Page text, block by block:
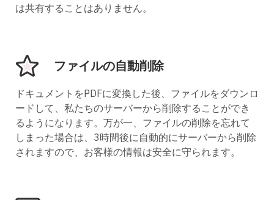
は共有することはありません。
ファイルの自動削除
ドキュメントをPDFに変換した後、ファイルをダウンロ
ードして、私たちのサーバーから削除することができ
るようになります。万が一、ファイルの削除を忘れて
しまった場合は、3時間後に自動的にサーバーから削除
されますので、お客様の情報は安全に守られます。